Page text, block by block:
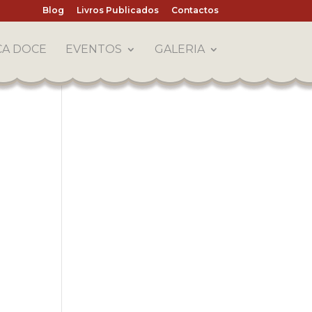
Blog Livros Publicados Contactos
DOCE EVENTOS GALERIA